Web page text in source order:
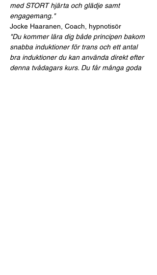
med STORT hjärta och glädje samt
engagemang."
Jocke Haaranen, Coach, hypnotisör
"Du kommer lära dig både principen bakom
snabba induktioner för trans och ett antal
bra induktioner du kan använda direkt efter
denna tvådagars kurs. Du får många goda